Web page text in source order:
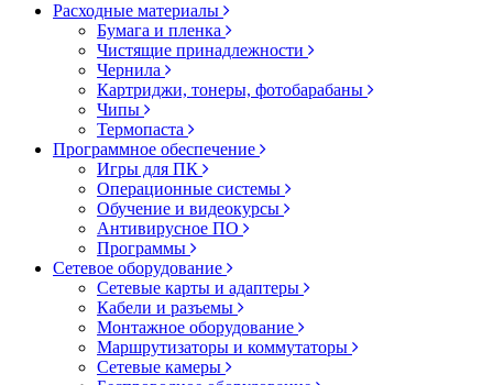
Расходные материалы
Бумага и пленка
Чистящие принадлежности
Чернила
Картриджи, тонеры, фотобарабаны
Чипы
Термопаста
Программное обеспечение
Игры для ПК
Операционные системы
Обучение и видеокурсы
Антивирусное ПО
Программы
Сетевое оборудование
Сетевые карты и адаптеры
Кабели и разъемы
Монтажное оборудование
Маршрутизаторы и коммутаторы
Сетевые камеры